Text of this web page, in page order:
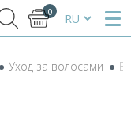
0
Уход за волосами